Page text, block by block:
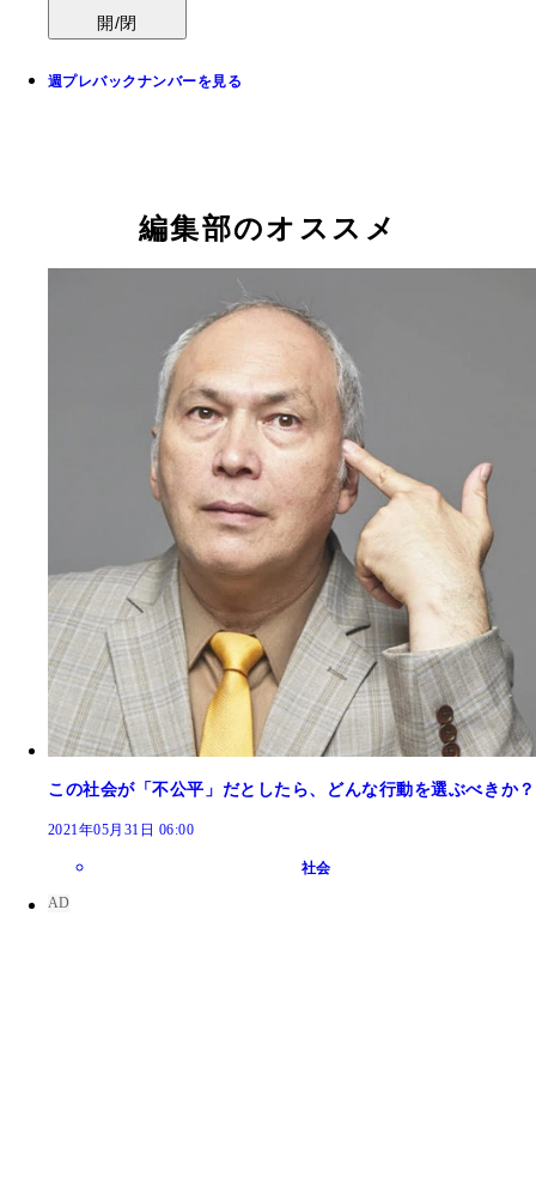
開/閉
週プレバックナンバーを見る
編集部のオススメ
この社会が「不公平」だとしたら、どんな行動を選ぶべきか？
2021年05月31日 06:00
社会